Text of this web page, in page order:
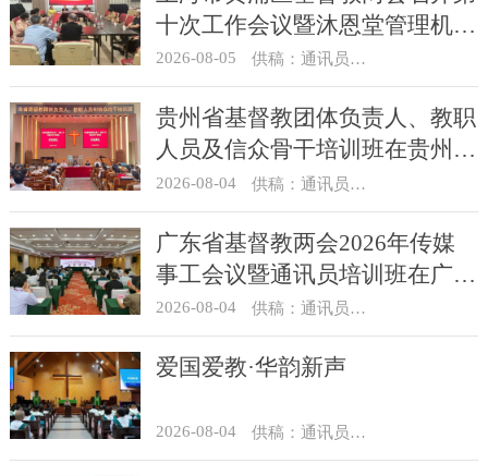
十次工作会议暨沐恩堂管理机构
七月份联席会议
2026-08-05 供稿：通讯员 景健美
贵州省基督教团体负责人、教职
人员及信众骨干培训班在贵州圣
经学校举办
2026-08-04 供稿：通讯员 杨菁
广东省基督教两会2026年传媒
事工会议暨通讯员培训班在广州
举办
2026-08-04 供稿：通讯员 汪浩
爱国爱教·华韵新声
2026-08-04 供稿：通讯员 景健美